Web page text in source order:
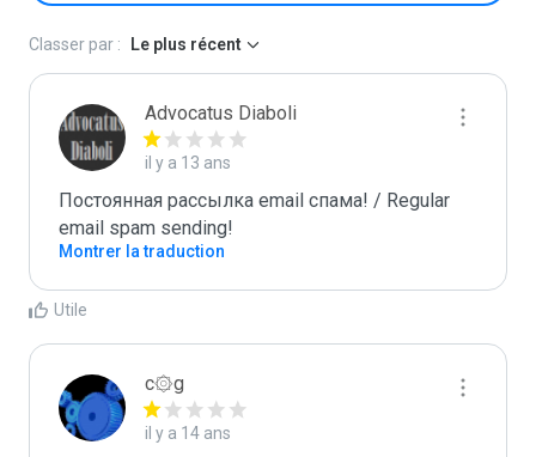
Classer par : Le plus récent
Advocatus Diaboli
il y a 13 ans
Постоянная рассылка email спама! / Regular
email spam sending!
Montrer la traduction
Utile
c۞g
il y a 14 ans